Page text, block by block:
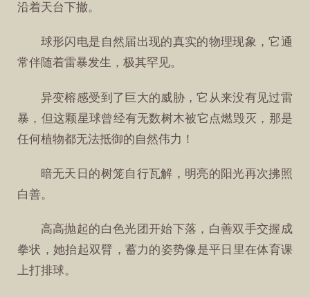
沿着天台下撤。
球形闪电是自然届出现的真实的物理现象，它通
常伴随着雷暴发生，极其罕见。
异变榕感受到了巨大的威胁，它从来没有见过雷
暴，但这颗星球曾经有无数树木被它点燃毁灭，那是
任何植物都无法抵御的自然伟力！
暗无天日的树笼自行瓦解，明亮的阳光再次拂照
白善。
高高抛起的白色光团开始下落，白善双手交握成
拳状，她抬起双臂，蓄力的姿势像是平日里在体育课
上打排球。